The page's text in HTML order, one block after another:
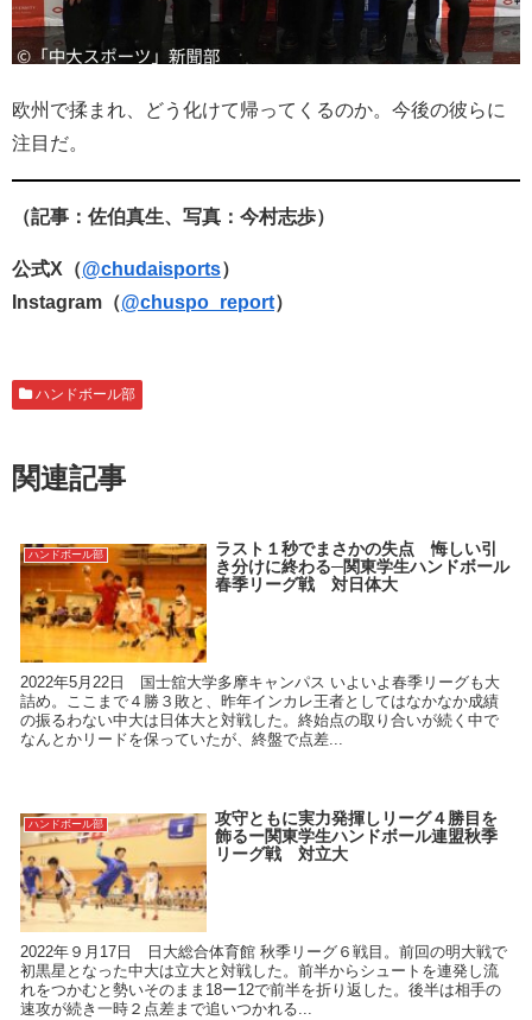
欧州で揉まれ、どう化けて帰ってくるのか。今後の彼らに
注目だ。
（記事：佐伯真生、写真：今村志歩）
公式X（@chudaisports）
Instagram（@chuspo_report）
ハンドボール部
関連記事
ハンドボール部
ラスト１秒でまさかの失点 悔しい引
き分けに終わる─関東学生ハンドボール
春季リーグ戦 対日体大
2022年5月22日 国士舘大学多摩キャンパス いよいよ春季リーグも大
詰め。ここまで４勝３敗と、昨年インカレ王者としてはなかなか成績
の振るわない中大は日体大と対戦した。終始点の取り合いが続く中で
なんとかリードを保っていたが、終盤で点差...
ハンドボール部
攻守ともに実力発揮しリーグ４勝目を
飾るー関東学生ハンドボール連盟秋季
リーグ戦 対立大
2022年９月17日 日大総合体育館 秋季リーグ６戦目。前回の明大戦で
初黒星となった中大は立大と対戦した。前半からシュートを連発し流
れをつかむと勢いそのまま18ー12で前半を折り返した。後半は相手の
速攻が続き一時２点差まで追いつかれる...